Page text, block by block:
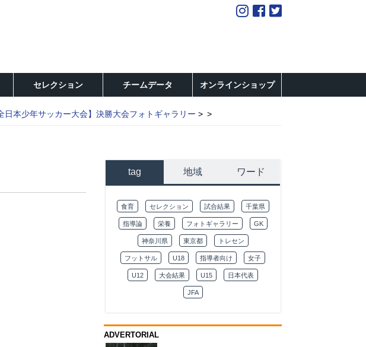
セレクション チームデータ オンラインショップ
日本少年サッカー大会】決勝大会フォトギャラリー
tag 地域 ワード
食育 セレクション 試合結果 千葉県
指導論 栄養 フォトギャラリー GK
神奈川県 東京都 トレセン
フットサル U18 指導者向け 女子
U12 大会結果 U15 日本代表
JFA
ADVERTORIAL